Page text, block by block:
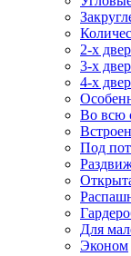
2-х
3-х
4-х
Во всю
Под
Для
Эконом